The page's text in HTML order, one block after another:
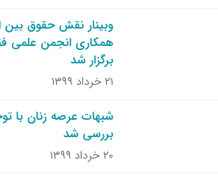
وبینار نقش حقوق بین
همکاری انجمن علمی
برگزار شد
۲۱ خرداد ۱۳۹۹
شبهات عرصه زنان با
بررسی شد
۲۰ خرداد ۱۳۹۹